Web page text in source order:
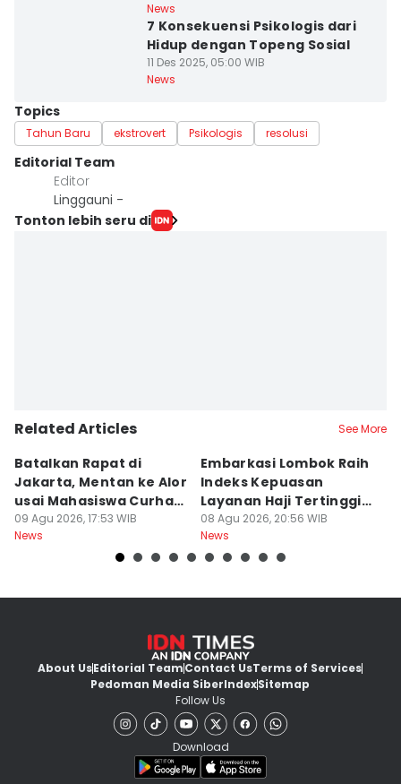
News
7 Konsekuensi Psikologis dari
Hidup dengan Topeng Sosial
11 Des 2025, 05:00 WIB
News
Topics
Tahun Baru ekstrovert Psikologis resolusi
Editorial Team
Editor
Linggauni -
Tonton lebih seru di
Related Articles See More
Batalkan Rapat di
Jakarta, Mentan ke Alor
usai Mahasiswa Curhat
Beras Mahal
09 Agu 2026, 17:53 WIB
News
Embarkasi Lombok Raih
Indeks Kepuasan
Layanan Haji Tertinggi
Nasional
08 Agu 2026, 20:56 WIB
News
About UsEditorial TeamContact UsTerms of Services
Pedoman Media SiberIndexSitemap
Follow Us
Download